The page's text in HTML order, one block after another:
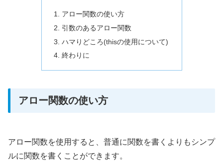
アロー関数の使い方
引数のあるアロー関数
ハマりどころ(thisの使用について)
終わりに
アロー関数の使い方
アロー関数を使用すると、普通に関数を書くよりもシンプ
ルに関数を書くことができます。